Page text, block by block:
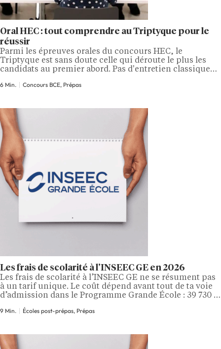
Oral HEC : tout comprendre au Triptyque pour le
réussir
Parmi les épreuves orales du concours HEC, le
Triptyque est sans doute celle qui déroute le plus les
candidats au premier abord. Pas d'entretien classique
tenir, dans un ordre aléatoire, face à d'autres candidats
6 Min. Concours BCE, Prépas
Les frais de scolarité à l’INSEEC GE en 2026
Les frais de scolarité à l’INSEEC GE ne se résument pas
à un tarif unique. Le coût dépend avant tout de ta voie
d’admission dans le Programme Grande École : 39 730 €
pour une admission en cycle master après bac+3. À
9 Min. Écoles post-prépas, Prépas